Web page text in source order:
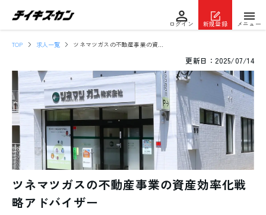
ログイン 新規登録 メニュー
TOP 求人一覧 ツネマツガスの不動産事業の資産効率化戦略アドバイザー
更新日： 2025/07/14
ツネマツガスの不動産事業の資産効率化戦
略アドバイザー